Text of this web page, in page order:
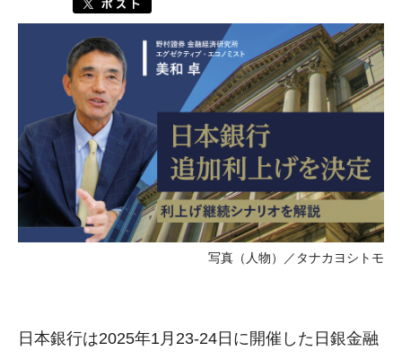
写真（人物）／タナカヨシトモ
日本銀行は2025年1月23-24日に開催した日銀金融